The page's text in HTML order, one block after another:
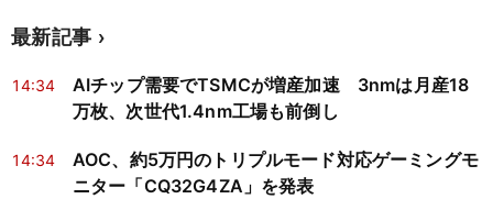
最新記事
14:34
AIチップ需要でTSMCが増産加速 3nmは月産18
万枚、次世代1.4nm工場も前倒し
14:34
AOC、約5万円のトリプルモード対応ゲーミングモ
ニター「CQ32G4ZA」を発表